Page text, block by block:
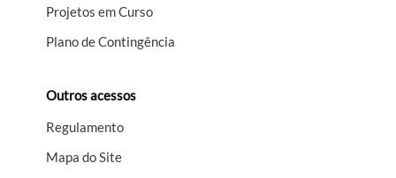
Projetos em Curso
Plano de Contingência
Outros acessos
Regulamento
Mapa do Site